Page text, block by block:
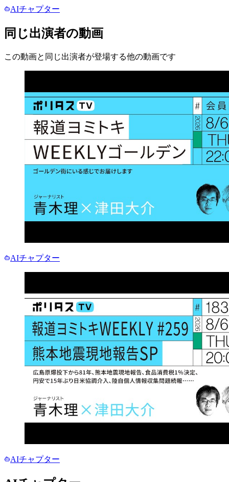
AIチャプター
同じ出演者の動画
この動画と同じ出演者が登場する他の動画です
AIチャプター
AIチャプター